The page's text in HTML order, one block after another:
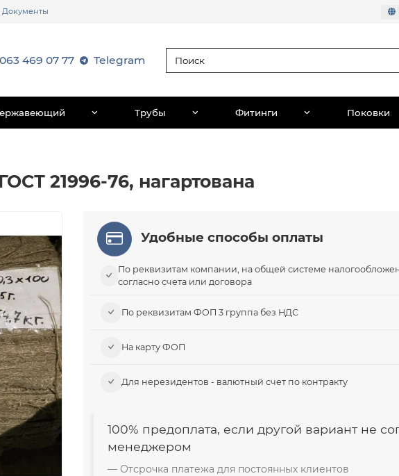
Документы
063 469 07 77 Telegram
Трубы Фитинги Поковки
21996-76, нагартована
Удобные способы оплаты
По реквизитам компании, на общей системе
согласно счета или договора
По реквизитам ФОП 3 группа без НДС
На карту ФОП
Для нерезидентов - валютный счет по контракту
100% предоплата, если другой вариант не
менеджером
Отсрочка платежа для постоянных клиентов